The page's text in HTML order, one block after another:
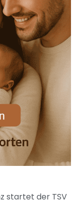
startet der TSV